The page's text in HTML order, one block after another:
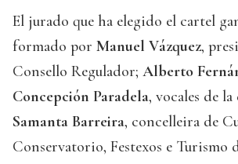
El jurado que ha elegido el cartel
formado por Manuel Vázquez,
Consello Regulador; Alberto
Concepción Paradela, vocales de
Samanta Barreira, concelleira de
Conservatorio, Festexos e Turismo